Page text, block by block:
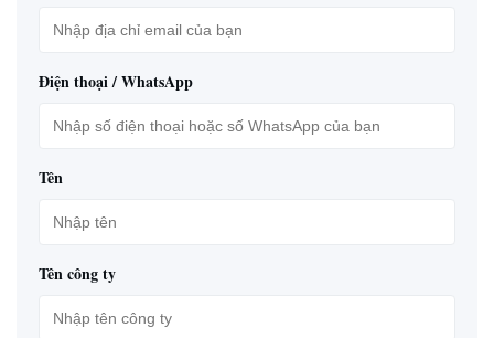
Điện thoại / WhatsApp
Tên
Tên công ty